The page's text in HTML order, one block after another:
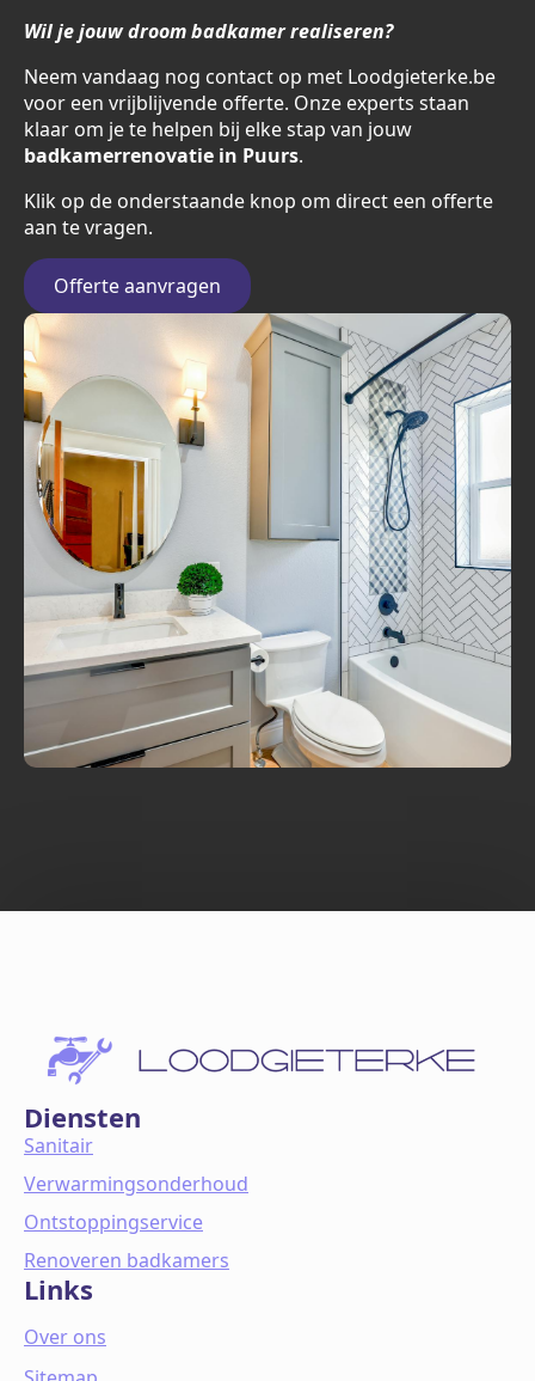
Wil je jouw droom badkamer realiseren?
Neem vandaag nog contact op met Loodgieterke.be
voor een vrijblijvende offerte. Onze experts staan
klaar om je te helpen bij elke stap van jouw
badkamerrenovatie in Puurs.
Klik op de onderstaande knop om direct een offerte
aan te vragen.
Offerte aanvragen
Diensten
Sanitair
Verwarmingsonderhoud
Ontstoppingservice
Renoveren badkamers
Links
Over ons